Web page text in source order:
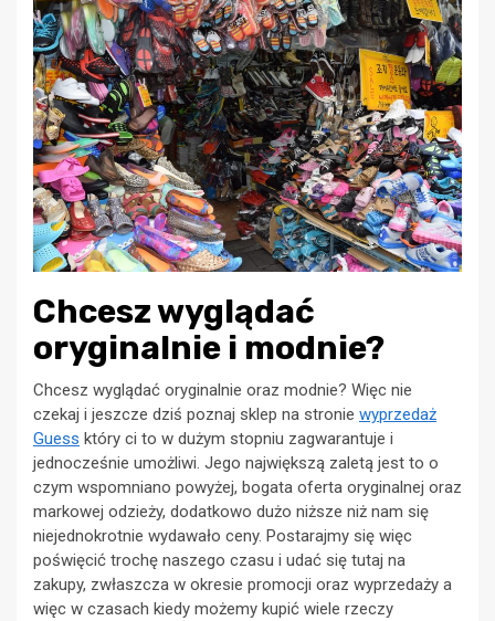
Chcesz wyglądać
oryginalnie i modnie?
Chcesz wyglądać oryginalnie oraz modnie? Więc nie
czekaj i jeszcze dziś poznaj sklep na stronie wyprzedaż
Guess który ci to w dużym stopniu zagwarantuje i
jednocześnie umożliwi. Jego największą zaletą jest to o
czym wspomniano powyżej, bogata oferta oryginalnej oraz
markowej odzieży, dodatkowo dużo niższe niż nam się
niejednokrotnie wydawało ceny. Postarajmy się więc
poświęcić trochę naszego czasu i udać się tutaj na
zakupy, zwłaszcza w okresie promocji oraz wyprzedaży a
więc w czasach kiedy możemy kupić wiele rzeczy